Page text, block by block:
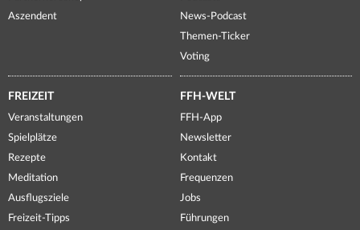
Aszendent
News-Podcast
Themen-Ticker
Voting
FREIZEIT
Veranstaltungen
Spielplätze
Rezepte
Meditation
Ausflugsziele
Freizeit-Tipps
FFH-WELT
FFH-App
Newsletter
Kontakt
Frequenzen
Jobs
Führungen